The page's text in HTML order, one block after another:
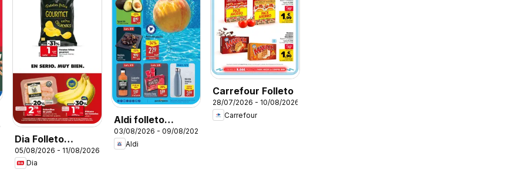
Dia Folleto
Market
05/08/2026 - 11/08/2026
Dia
Aldi folleto
Península
03/08/2026 - 09/08/2026
Aldi
Carrefour Folleto
28/07/2026 - 10/08/2026
Carrefour